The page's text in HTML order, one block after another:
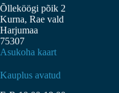
Õlleköögi põik 2
Kurna, Rae vald
Harjumaa
75307
Asukoha kaart
Kauplus avatud